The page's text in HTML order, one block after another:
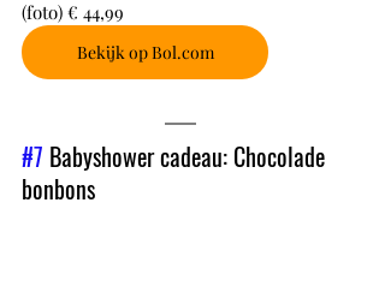
(foto) € 44,99
Bekijk op Bol.com
#7 Babyshower cadeau: Chocolade
bonbons